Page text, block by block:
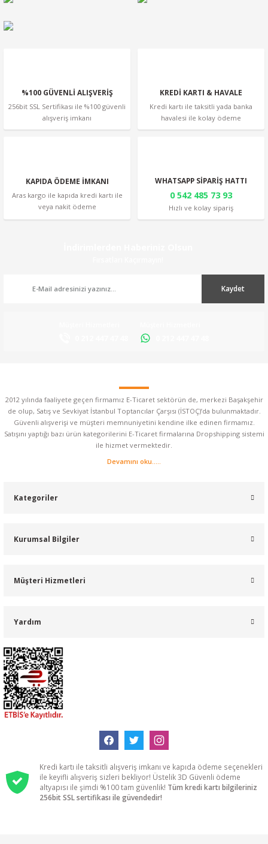
%100 GÜVENLİ ALIŞVERİŞ
256bit SSL Sertifikası ile %100 güvenli
alışveriş imkanı
KREDİ KARTI & HAVALE
Kredi kartı ile taksitli yada banka
havalesi ile kolay ödeme
KAPIDA ÖDEME İMKANI
Aras kargo ile kapıda kredi kartı ile
veya nakit ödeme
WHATSAPP SİPARİŞ HATTI
0 542 485 73 93
Hızlı ve kolay sipariş
Kaydet
2012 yılında faaliyete geçen firmamız E-Ticaret sektörün de, merkezi Başakşehir
de olup, Satış ve Sevkiyat İstanbul Toptancılar Çarşısı (İSTOÇ)’da bulunmaktadır.
Güvenli alışverişi ve müşteri memnuniyetini kendine ilke edinen firmamız.
Satışını yaptığı bazı ürün kategorilerini E-Ticaret firmalarına Dropshipping sistemi
ile hizmet vermektedir.
Devamını oku.....
Kategoriler
Kurumsal Bilgiler
Müşteri Hizmetleri
Yardım
Kredi kartı ile taksitli alışveriş imkanı ve kapıda ödeme seçenekleri
ile keyifli alışveriş sizleri bekliyor! Üstelik 3D Güvenli ödeme
altyapısı ile şimdi %100 tam güvenlik! Tüm kredi kartı bilgileriniz
256bit SSL sertifikası ile güvendedir!